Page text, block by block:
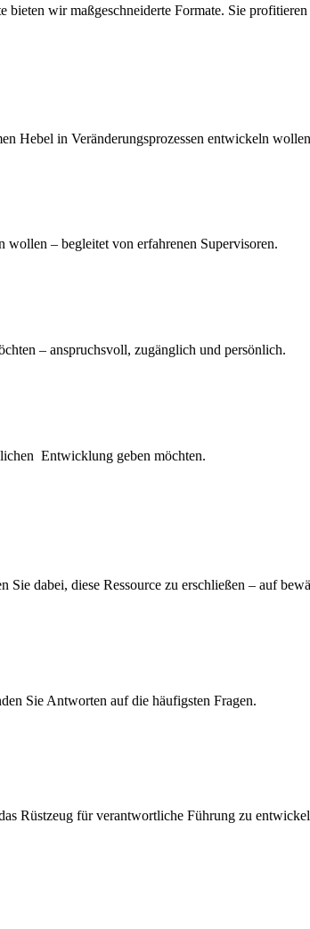
wir maßgeschneiderte Formate. Sie
Hebel in Veränderungsprozessen entwickeln
– begleitet von erfahrenen Supervisoren.
– anspruchsvoll, zugänglich und persönlich.
Entwicklung geben möchten.
dabei, diese Ressource zu erschließen – auf
Sie Antworten auf die häufigsten Fragen.
Rüstzeug für verantwortliche Führung zu